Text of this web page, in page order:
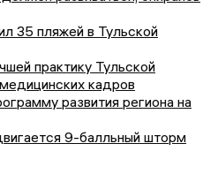
35 пляжей в Тульской
практику Тульской
кадров
развития региона на
9-балльный шторм